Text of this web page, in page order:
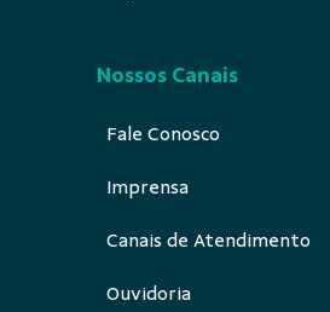
Nossos Canais
Fale Conosco
Imprensa
Canais de Atendimento
Ouvidoria